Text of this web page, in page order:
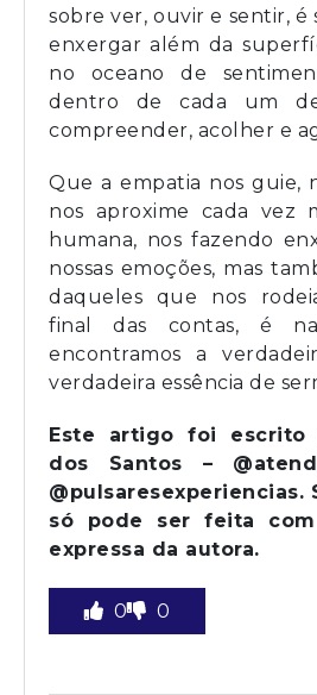
sobre ver, ouvir e sentir, é
enxergar além da
no oceano de
dentro de cada um
compreender, acolher e
Que a empatia nos guie,
nos aproxime cada vez
humana, nos fazendo
nossas emoções, mas
daqueles que nos
final das contas, é
encontramos a
verdadeira essência de
Este artigo foi escrito
dos Santos –
@pulsaresexperiencias.
só pode ser feita
expressa da autora.
0 0